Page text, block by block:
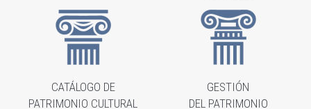
CATÁLOGO DE
PATRIMONIO CULTURAL
GESTIÓN
DEL PATRIMONIO